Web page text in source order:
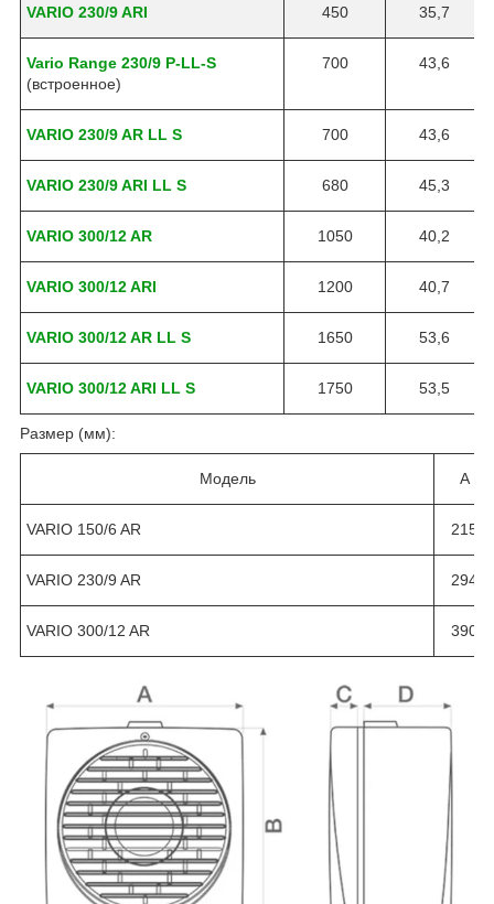
VARIO 230/9 ARI 450 35,7
Vario Range 230/9 P-LL-S
(встроенное)
700 43,6
VARIO 230/9 AR LL S 700 43,6
VARIO 230/9 ARI LL S 680 45,3
VARIO 300/12 AR 1050 40,2
VARIO 300/12 ARI 1200 40,7
VARIO 300/12 AR LL S 1650 53,6
VARIO 300/12 ARI LL S 1750 53,5
Размер (мм):
Модель A
VARIO 150/6 AR 215
VARIO 230/9 AR 294
VARIO 300/12 AR 390